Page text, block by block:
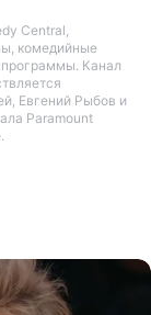
Central,
комедийные
Канал
Евгений Рыбов и
Paramount